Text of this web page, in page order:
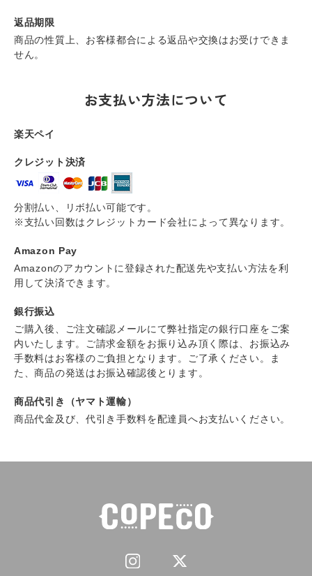
返品期限
商品の性質上、お客様都合による返品や交換はお受けできま
せん。
お支払い方法について
楽天ペイ
クレジット決済
分割払い、リボ払い可能です。
※支払い回数はクレジットカード会社によって異なります。
Amazon Pay
Amazonのアカウントに登録された配送先や支払い方法を利
用して決済できます。
銀行振込
ご購入後、ご注文確認メールにて弊社指定の銀行口座をご案
内いたします。ご請求金額をお振り込み頂く際は、お振込み
手数料はお客様のご負担となります。ご了承ください。ま
た、商品の発送はお振込確認後とります。
商品代引き（ヤマト運輸）
商品代金及び、代引き手数料を配達員へお支払いください。